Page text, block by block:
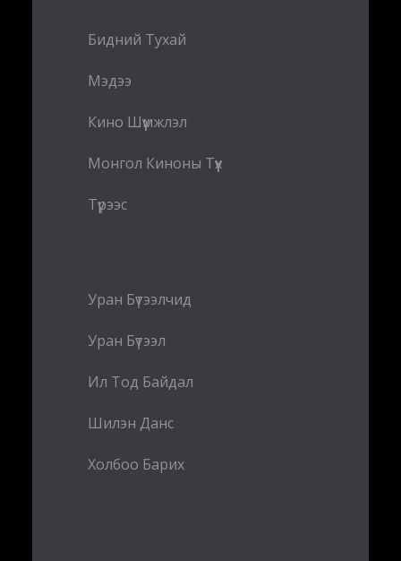
Бидний Тухай
Мэдээ
Кино Шүүмжлэл
Монгол Киноны Түүх
Түрээс
Уран Бүтээлчид
Уран Бүтээл
Ил Тод Байдал
Шилэн Данс
Холбоо Барих